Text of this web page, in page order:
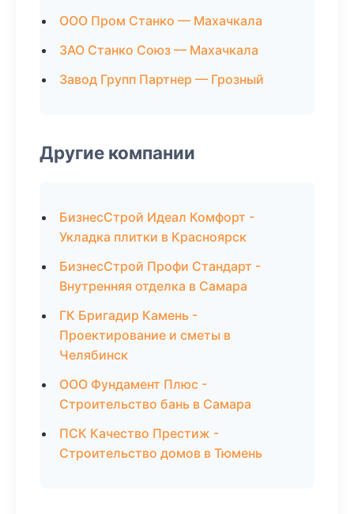
ООО Пром Станко — Махачкала
ЗАО Станко Союз — Махачкала
Завод Групп Партнер — Грозный
Другие компании
БизнесСтрой Идеал Комфорт -
Укладка плитки в Красноярск
БизнесСтрой Профи Стандарт -
Внутренняя отделка в Самара
ГК Бригадир Камень -
Проектирование и сметы в
Челябинск
ООО Фундамент Плюс -
Строительство бань в Самара
ПСК Качество Престиж -
Строительство домов в Тюмень